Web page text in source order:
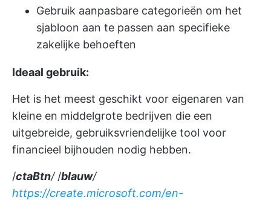
Gebruik aanpasbare categorieën om het
sjabloon aan te passen aan specifieke
zakelijke behoeften
Ideaal gebruik:
Het is het meest geschikt voor eigenaren van
kleine en middelgrote bedrijven die een
uitgebreide, gebruiksvriendelijke tool voor
financieel bijhouden nodig hebben.
/ctaBtn//blauw/
https://create.microsoft.com/en-